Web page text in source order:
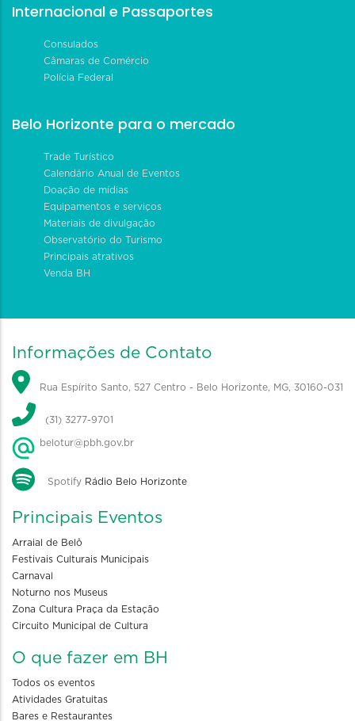
Internacional e Passaportes
Consulados
Câmaras de Comércio
Polícia Federal
Belo Horizonte para o mercado
Trade Turístico
Calendário Anual de Eventos
Doação de mídias
Equipamentos e serviços
Materiais de divulgação
Observatório do Turismo
Principais atrativos
Venda BH
Informações de Contato
Rua Espírito Santo, 527 Centro - Belo Horizonte, MG, 30160-031
(31) 3277-9701
belotur@pbh.gov.br
Spotify Rádio Belo Horizonte
Principais Eventos
Arraial de Belô
Festivais Culturais Municipais
Carnaval
Noturno nos Museus
Zona Cultura Praça da Estação
Circuito Municipal de Cultura
O que fazer em BH
Todos os eventos
Atividades Gratuitas
Bares e Restaurantes